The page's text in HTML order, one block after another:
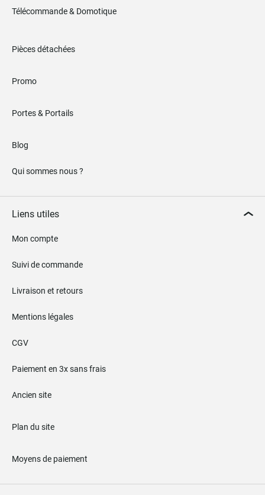
Télécommande & Domotique
Pièces détachées
Promo
Portes & Portails
Blog
Qui sommes nous ?
Liens utiles
Mon compte
Suivi de commande
Livraison et retours
Mentions légales
CGV
Paiement en 3x sans frais
Ancien site
Plan du site
Moyens de paiement